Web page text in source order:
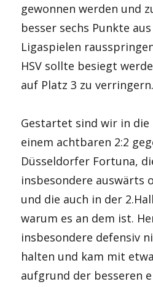
gewonnen werden und
besser sechs Punkte
Ligaspielen
HSV sollte besiegt
auf Platz 3 zu verringern.
Gestartet sind wir in die
einem achtbaren 2:2
Düsseldorfer Fortuna,
insbesondere
und die auch in der
warum es an dem ist.
insbesondere defensiv
halten und kam mit
aufgrund der besseren